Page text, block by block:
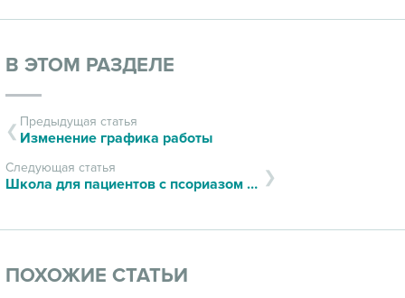
В ЭТОМ РАЗДЕЛЕ
Предыдущая статья
Изменение графика работы
Следующая статья
Школа для пациентов с псориазом и псориатическим артритом
ПОХОЖИЕ СТАТЬИ